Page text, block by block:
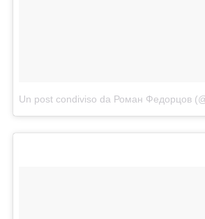
Un post condiviso da Роман Федорцов